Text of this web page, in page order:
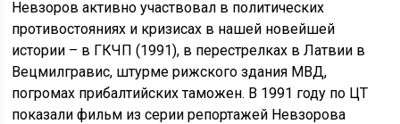
Невзоров активно участвовал в политических
противостояниях и кризисах в нашей новейшей
истории – в ГКЧП (1991), в перестрелках в Латвии в
Вецмилгравис, штурме рижского здания МВД,
погромах прибалтийских таможен. В 1991 году по ЦТ
показали фильм из серии репортажей Невзорова